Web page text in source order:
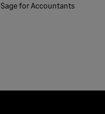
Sage for Accountants